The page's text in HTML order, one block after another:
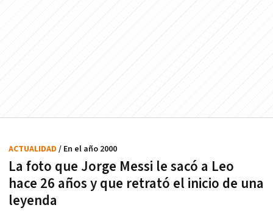
La foto que Jorge Messi le sacó a Leo
hace 26 años y que retrató el inicio de una
leyenda
ACTUALIDAD / En el año 2000